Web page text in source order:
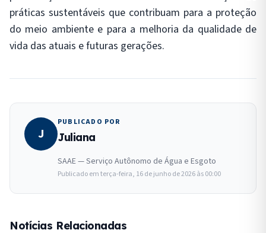
práticas sustentáveis que contribuam para a proteção
do meio ambiente e para a melhoria da qualidade de
vida das atuais e futuras gerações.
J
PUBLICADO POR
Juliana
SAAE — Serviço Autônomo de Água e Esgoto
Publicado emterça-feira, 16 de junho de 2026 às 00:00
Notícias Relacionadas